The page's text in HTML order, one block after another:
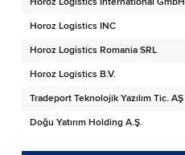
Horoz Logistics INC
Horoz Logistics Romania SRL
Horoz Logistics B.V.
Tradeport Teknolojik Yazılım Tic. AŞ
Doğu Yatırım Holding A.Ş.